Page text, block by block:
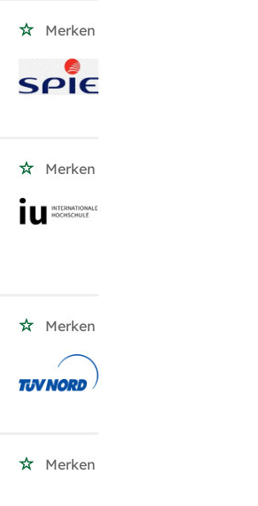
Merken
Merken
Merken
Merken